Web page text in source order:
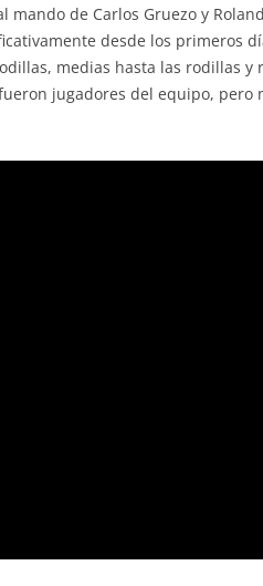
de Carlos Gruezo y
desde los primeros
medias hasta las rodillas y
jugadores del equipo, pero